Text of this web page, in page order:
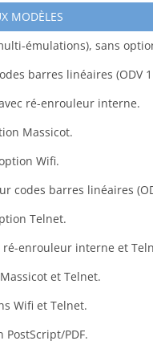
MODÈLES
émulations), sans
barres linéaires (ODV
ré-enrouleur interne.
Massicot.
Wifi.
codes barres linéaires
Telnet.
ré-enrouleur interne et
et Telnet.
Wifi et Telnet.
PDF.